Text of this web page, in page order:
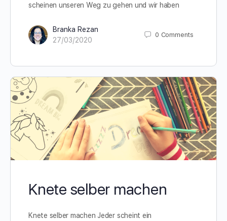
scheinen unseren Weg zu gehen und wir haben
Branka Rezan
27/03/2020
0 Comments
Knete selber machen
Knete selber machen Jeder scheint ein